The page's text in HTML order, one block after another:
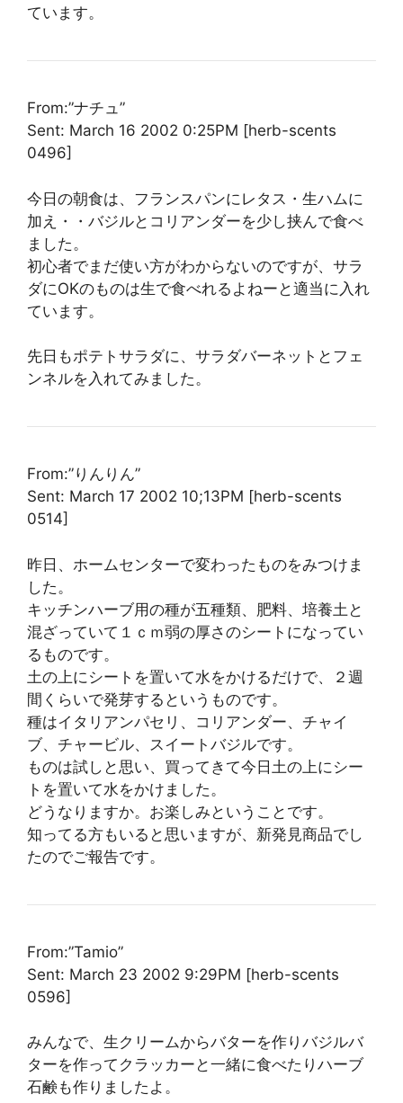
ています。
From:”ナチュ”
Sent: March 16 2002 0:25PM [herb-scents
0496]
今日の朝食は、フランスパンにレタス・生ハムに
加え・・バジルとコリアンダーを少し挟んで食べ
ました。
初心者でまだ使い方がわからないのですが、サラ
ダにOKのものは生で食べれるよねーと適当に入れ
ています。
先日もポテトサラダに、サラダバーネットとフェ
ンネルを入れてみました。
From:”りんりん”
Sent: March 17 2002 10;13PM [herb-scents
0514]
昨日、ホームセンターで変わったものをみつけま
した。
キッチンハーブ用の種が五種類、肥料、培養土と
混ざっていて１ｃｍ弱の厚さのシートになってい
るものです。
土の上にシートを置いて水をかけるだけで、２週
間くらいで発芽するというものです。
種はイタリアンパセリ、コリアンダー、チャイ
ブ、チャービル、スイートバジルです。
ものは試しと思い、買ってきて今日土の上にシー
トを置いて水をかけました。
どうなりますか。お楽しみということです。
知ってる方もいると思いますが、新発見商品でし
たのでご報告です。
From:”Tamio”
Sent: March 23 2002 9:29PM [herb-scents
0596]
みんなで、生クリームからバターを作りバジルバ
ターを作ってクラッカーと一緒に食べたりハーブ
石鹸も作りましたよ。